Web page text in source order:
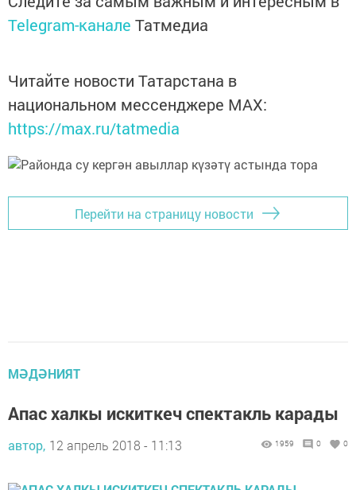
Telegram-канале Татмедиа
Читайте новости Татарстана в
национальном мессенджере MАХ:
https://max.ru/tatmedia
Перейти на страницу новости
МӘДӘНИЯТ
Апас халкы искиткеч спектакль карады
автор, 12 апрель 2018 - 11:13 1959 0 0